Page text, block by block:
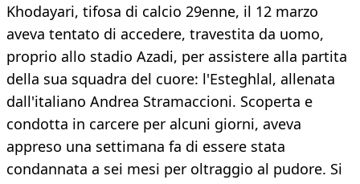
Khodayari, tifosa di calcio 29enne, il 12 marzo
aveva tentato di accedere, travestita da uomo,
proprio allo stadio Azadi, per assistere alla partita
della sua squadra del cuore: l'Esteghlal, allenata
dall'italiano Andrea Stramaccioni. Scoperta e
condotta in carcere per alcuni giorni, aveva
appreso una settimana fa di essere stata
condannata a sei mesi per oltraggio al pudore. Si